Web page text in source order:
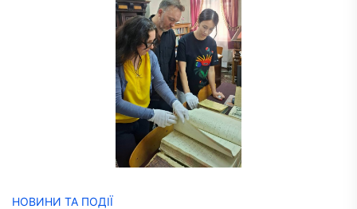
НОВИНИ ТА ПОДІЇ